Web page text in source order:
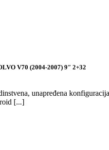
V70 (2004-2007) 9″ 2+32
unapređena
[...]